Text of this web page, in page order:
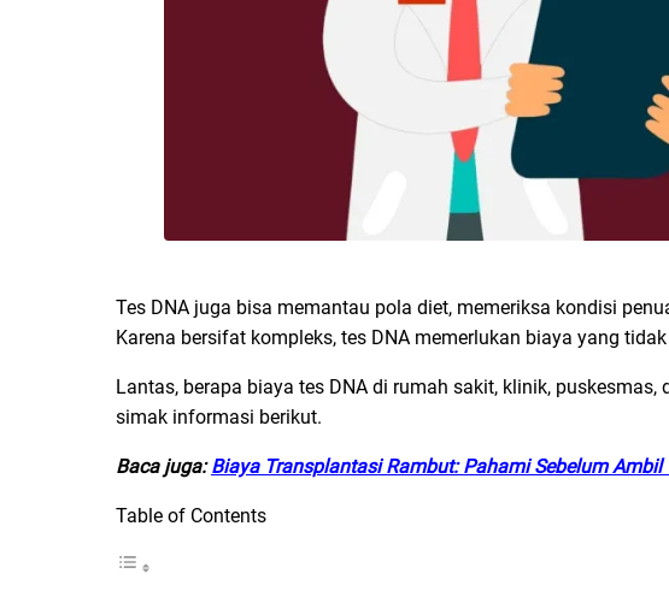
Tes DNA juga bisa memantau pola diet, memeriksa kondisi
Karena bersifat kompleks, tes DNA memerlukan biaya yang
Lantas, berapa biaya tes DNA di rumah sakit, klinik,
simak informasi berikut.
Baca juga:Biaya Transplantasi Rambut: Pahami Sebelum Ambil
Table of Contents